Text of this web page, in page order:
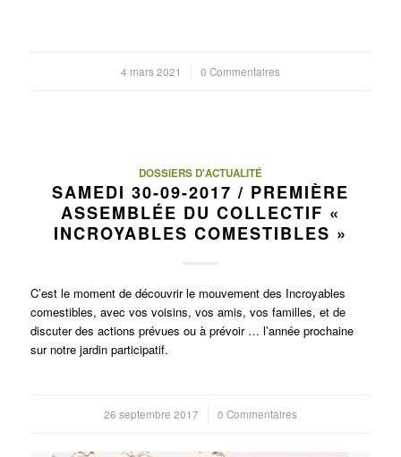
4 mars 2021
/ 0 Commentaires
DOSSIERS D'ACTUALITÉ
SAMEDI 30-09-2017 / PREMIÈRE
ASSEMBLÉE DU COLLECTIF «
INCROYABLES COMESTIBLES »
C’est le moment de découvrir le mouvement des Incroyables
comestibles, avec vos voisins, vos amis, vos familles, et de
discuter des actions prévues ou à prévoir … l’année prochaine
sur notre jardin participatif.
26 septembre 2017
/ 0 Commentaires